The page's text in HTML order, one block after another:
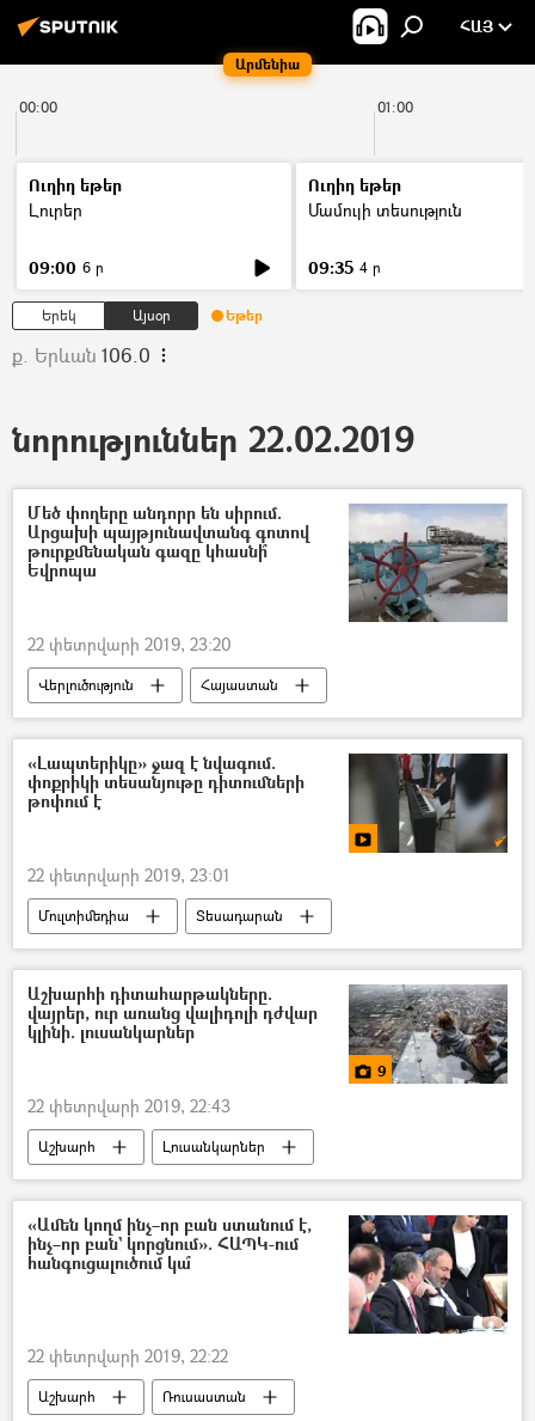
Արմենիա
ՀԱՅ
00:00 01:00
Ուղիղ եթեր
Լուրեր
09:00 6 ր
Ուղիղ եթեր
Մամուլի տեսություն
09:35 4 ր
Երեկ Այսօր Եթեր
ք. Երևան 106.0
նորություններ 22.02.2019
Մեծ փողերը անդորր են սիրում.
Արցախի պայթյունավտանգ գոտով
թուրքմենական գազը կհասնի՞
Եվրոպա
22 փետրվարի 2019, 23:20
Վերլուծություն
Հայաստան
Տարածաշրջան
Աշխարհ
Տնտեսություն
գազ
Ադրբեջան
Թուրքիա
Վրաստանի Հանրապետություն
«Լապտերիկը» ջազ է նվագում.
փոքրիկի տեսանյութը դիտումների
թոփում է
22 փետրվարի 2019, 23:01
Մուլտիմեդիա Տեսադարան
Աշխարհի դիտահարթակները.
վայրեր, ուր առանց վալիդոլի դժվար
կլինի. լուսանկարներ
9
22 փետրվարի 2019, 22:43
Աշխարհ
Լուսանկարներ
Մուլտիմեդիա
«Ամեն կողմ ինչ–որ բան ստանում է,
ինչ–որ բան` կորցնում». ՀԱՊԿ-ում
հանգուցալուծում կա՞
22 փետրվարի 2019, 22:22
Աշխարհ
Ռուսաստան